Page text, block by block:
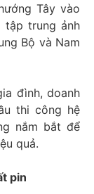
Tây vào
tập trung ảnh
Bộ và Nam
đình, doanh
thi công hệ
nắm bắt để
quả.
pin